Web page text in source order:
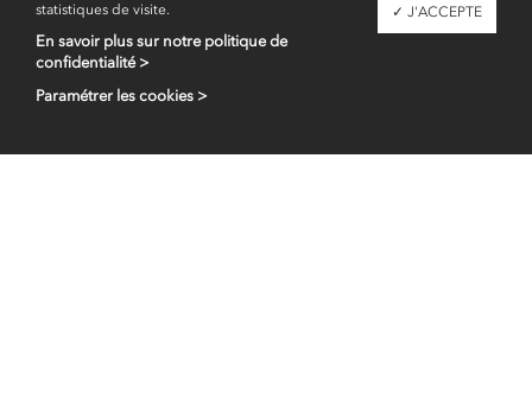
✓ J'ACCEPTE
statistiques de visite.
Paramétrer les cookies >
En savoir plus sur notre politique de
confidentialité >